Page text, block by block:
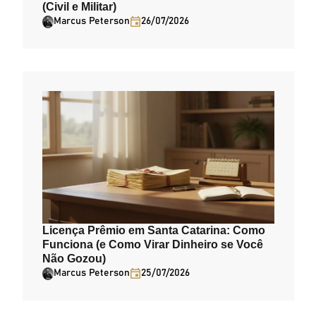
(Civil e Militar)
Marcus Peterson 26/07/2026
Licença Prêmio em Santa Catarina: Como
Funciona (e Como Virar Dinheiro se Você
Não Gozou)
Marcus Peterson 25/07/2026